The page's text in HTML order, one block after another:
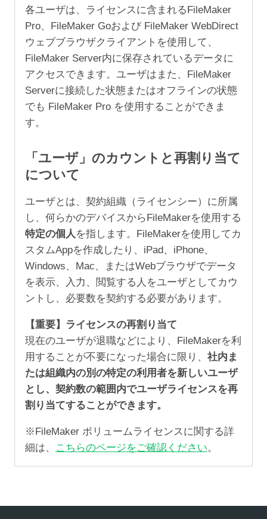
各ユーザは、ライセンスに含まれるFileMaker
Pro、FileMaker Goおよび FileMaker WebDirect
ウェブブラウザクライアントを使用して、
FileMaker Server内に保存されているデータに
アクセスできます。ユーザはまた、FileMaker
Serverに接続した状態またはオフラインの状態
でも FileMaker Pro を使用することができま
す。
「ユーザ」のカウントと再割り当て
について
ユーザとは、契約組織（ライセンシー）に所属
し、何らかのデバイスからFileMakerを使用する
特定の個人 を指します。FileMakerを使用してカ
スタムAppを作成したり、iPad、iPhone、
Windows、Mac、またはWebブラウザでデータ
を表示、入力、閲覧する人をユーザとしてカウ
ントし、必要数を契約する必要があります。
【重要】ライセンスの再割り当て
現在のユーザが退職などにより、FileMakerを利
用することが不要になった場合に限り、 社内ま
たは組織内の別の特定の利用者を新しいユーザ
とし、契約数の範囲内でユーザライセンスを再
割り当てすることができます。
※FileMaker ボリュームライセンスに関する詳
細は、
こちらのページをご確認ください。